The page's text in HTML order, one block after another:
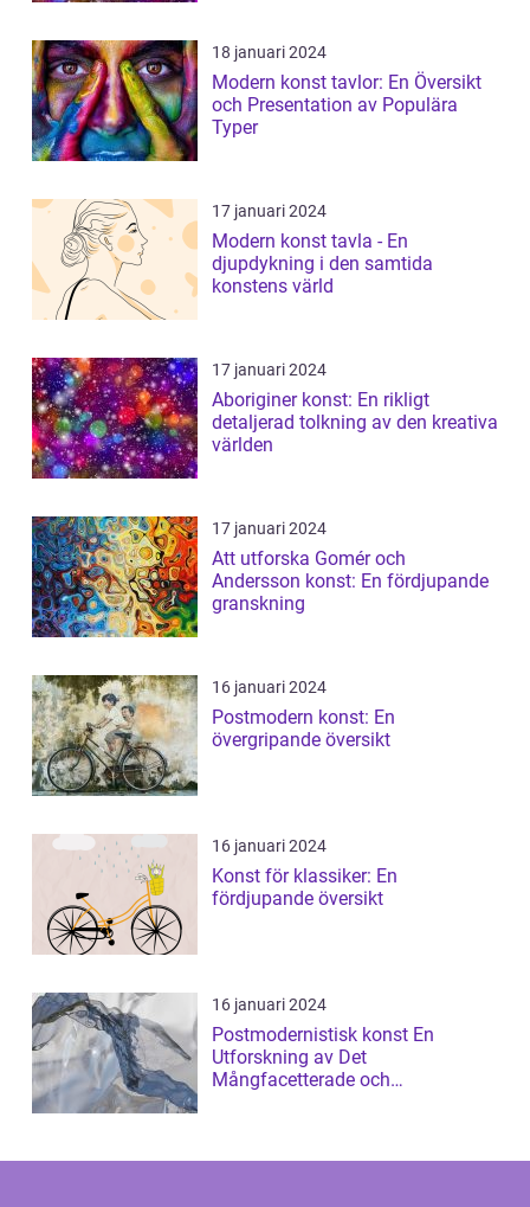
18 januari 2024
Modern konst tavlor: En Översikt
och Presentation av Populära
Typer
17 januari 2024
Modern konst tavla - En
djupdykning i den samtida
konstens värld
17 januari 2024
Aboriginer konst: En rikligt
detaljerad tolkning av den kreativa
världen
17 januari 2024
Att utforska Gomér och
Andersson konst: En fördjupande
granskning
16 januari 2024
Postmodern konst: En
övergripande översikt
16 januari 2024
Konst för klassiker: En
fördjupande översikt
16 januari 2024
Postmodernistisk konst En
Utforskning av Det
Mångfacetterade och